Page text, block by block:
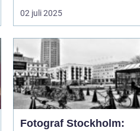
02 juli 2025
Fotograf Stockholm: